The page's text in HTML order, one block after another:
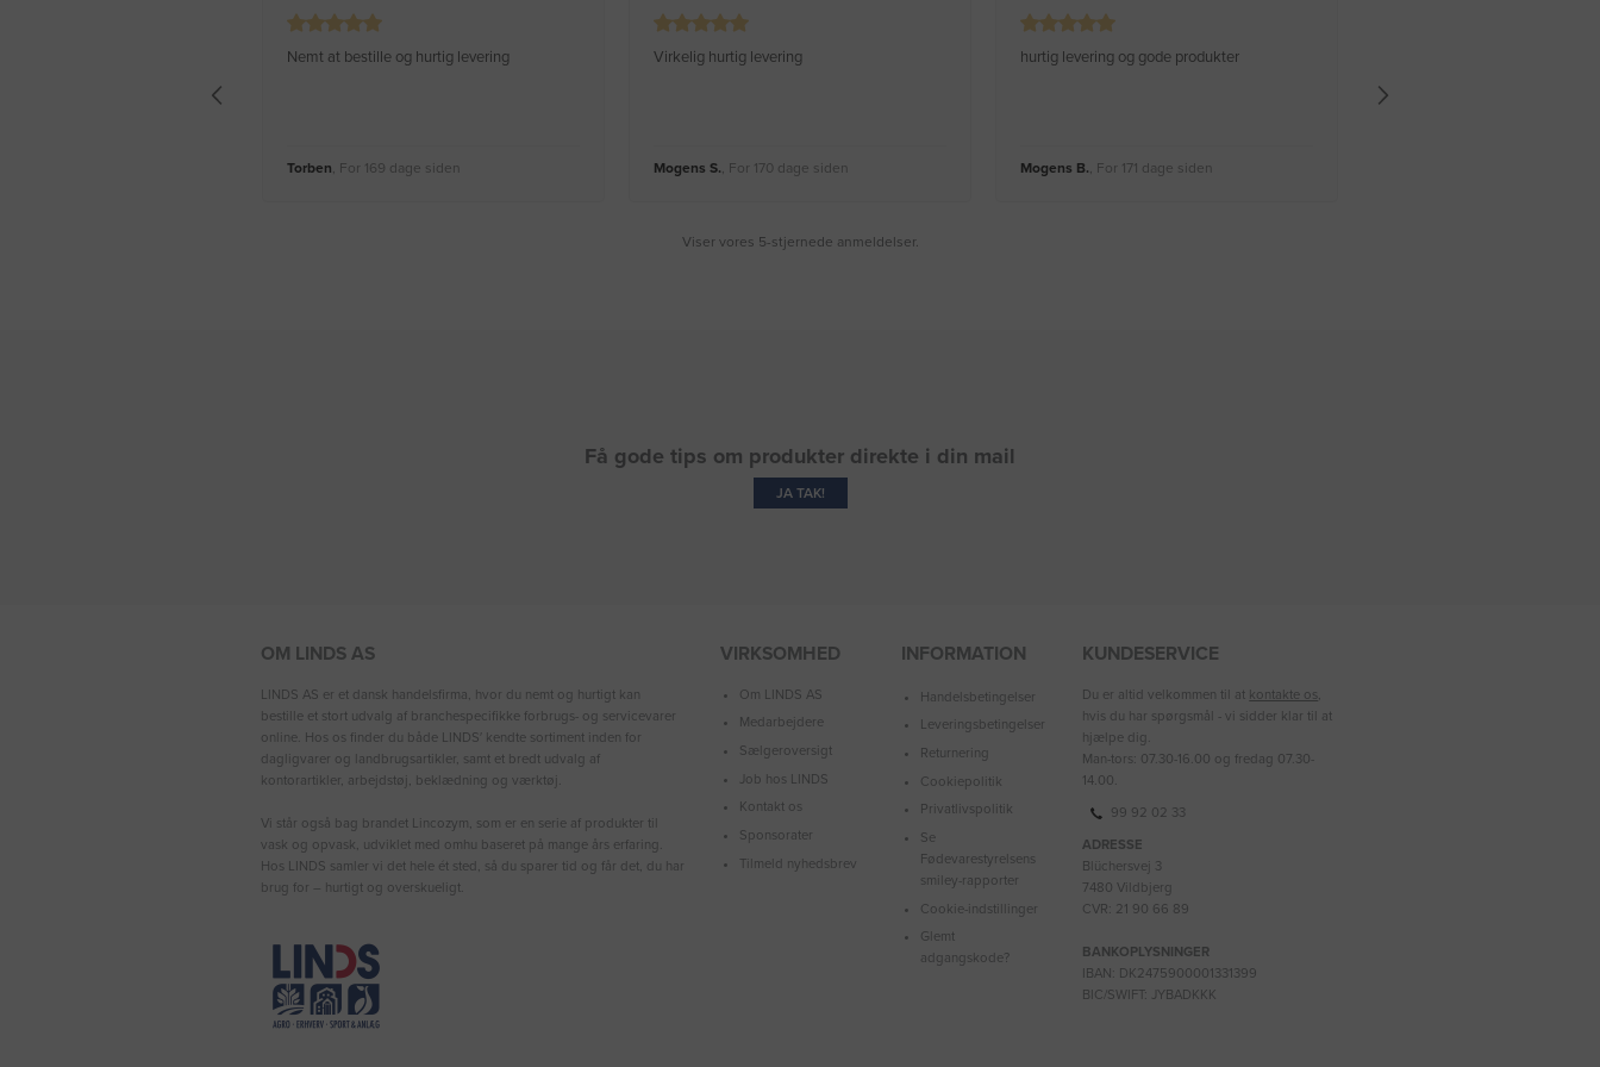
Nemt at bestille og hurtig levering
Torben , For 169 dage siden
Virkelig hurtig levering
Mogens S. , For 170 dage siden
hurtig levering og gode produkter
Mogens B. , For 171 dage siden
Viser vores 5-stjernede anmeldelser.
Få gode tips om produkter direkte i din mail
JA TAK!
OM LINDS AS
LINDS AS er et dansk handelsfirma, hvor du nemt og hurtigt kan
bestille et stort udvalg af branchespecifikke forbrugs- og servicevarer
online. Hos os finder du både LINDS′ kendte sortiment inden for
dagligvarer og landbrugsartikler, samt et bredt udvalg af
kontorartikler, arbejdstøj, beklædning og værktøj.
Vi står også bag brandet Lincozym, som er en serie af produkter til
vask og opvask, udviklet med omhu baseret på mange års erfaring.
Hos LINDS samler vi det hele ét sted, så du sparer tid og får det, du har
brug for – hurtigt og overskueligt.
VIRKSOMHED
Om LINDS AS
Medarbejdere
Sælgeroversigt
Job hos LINDS
Kontakt os
Sponsorater
Tilmeld nyhedsbrev
INFORMATION
Handelsbetingelser
Leveringsbetingelser
Returnering
Cookiepolitik
Privatlivspolitik
Se
Fødevarestyrelsens
smiley-rapporter
Cookie-indstillinger
Glemt
adgangskode?
KUNDESERVICE
Du er altid velkommen til at kontakte os,
hvis du har spørgsmål - vi sidder klar til at
hjælpe dig.
Man-tors: 07.30-16.00 og fredag 07.30-
14.00.
99 92 02 33
ADRESSE
Blüchersvej 3
7480 Vildbjerg
CVR: 21 90 66 89
BANKOPLYSNINGER
IBAN: DK2475900001331399
BIC/SWIFT: JYBADKKK